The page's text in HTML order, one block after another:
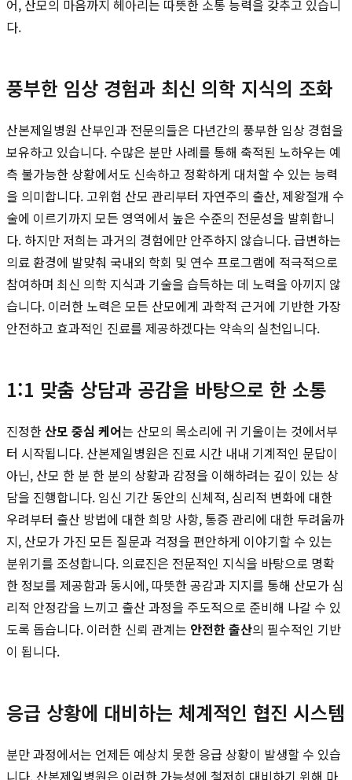
어, 산모의 마음까지 헤아리는 따뜻한 소통 능력을 갖추고 있습니
다.
풍부한 임상 경험과 최신 의학 지식의 조화
산본제일병원 산부인과 전문의들은 다년간의 풍부한 임상 경험을
보유하고 있습니다. 수많은 분만 사례를 통해 축적된 노하우는 예
측 불가능한 상황에서도 신속하고 정확하게 대처할 수 있는 능력
을 의미합니다. 고위험 산모 관리부터 자연주의 출산, 제왕절개 수
술에 이르기까지 모든 영역에서 높은 수준의 전문성을 발휘합니
다. 하지만 저희는 과거의 경험에만 안주하지 않습니다. 급변하는
의료 환경에 발맞춰 국내외 학회 및 연수 프로그램에 적극적으로
참여하며 최신 의학 지식과 기술을 습득하는 데 노력을 아끼지 않
습니다. 이러한 노력은 모든 산모에게 과학적 근거에 기반한 가장
안전하고 효과적인 진료를 제공하겠다는 약속의 실천입니다.
1:1 맞춤 상담과 공감을 바탕으로 한 소통
진정한산모 중심 케어는 산모의 목소리에 귀 기울이는 것에서부
터 시작됩니다. 산본제일병원은 진료 시간 내내 기계적인 문답이
아닌, 산모 한 분 한 분의 상황과 감정을 이해하려는 깊이 있는 상
담을 진행합니다. 임신 기간 동안의 신체적, 심리적 변화에 대한
우려부터 출산 방법에 대한 희망 사항, 통증 관리에 대한 두려움까
지, 산모가 가진 모든 질문과 걱정을 편안하게 이야기할 수 있는
분위기를 조성합니다. 의료진은 전문적인 지식을 바탕으로 명확
한 정보를 제공함과 동시에, 따뜻한 공감과 지지를 통해 산모가 심
리적 안정감을 느끼고 출산 과정을 주도적으로 준비해 나갈 수 있
도록 돕습니다. 이러한 신뢰 관계는 안전한 출산의 필수적인 기반
이 됩니다.
응급 상황에 대비하는 체계적인 협진 시스템
분만 과정에서는 언제든 예상치 못한 응급 상황이 발생할 수 있습
니다. 산본제일병원은 이러한 가능성에 철저히 대비하기 위해 마